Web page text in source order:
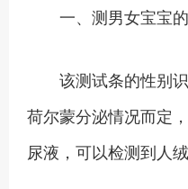
一、测男女宝宝的
该测试条的性别识
荷尔蒙分泌情况而定
尿液，可以检测到人